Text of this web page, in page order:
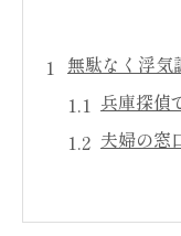
無駄なく浮気
兵庫探偵
夫婦の窓